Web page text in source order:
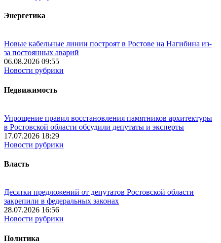
Энергетика
Новые кабельные линии построят в Ростове на Нагибина из-
за постоянных аварий
06.08.2026 09:55
Новости рубрики
Недвижимость
Упрощение правил восстановления памятников архитектуры
в Ростовской области обсудили депутаты и эксперты
17.07.2026 18:29
Новости рубрики
Власть
Десятки предложений от депутатов Ростовской области
закрепили в федеральных законах
28.07.2026 16:56
Новости рубрики
Политика